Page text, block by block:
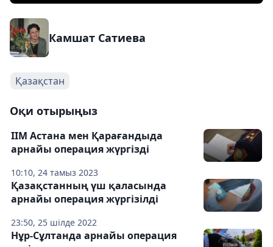
Камшат Сатиева
Қазақстан
Оқи отырыңыз
10:10, 24 тамыз 2023
ІІМ Астана мен Қарағандыда
арнайы операция жүргізді
23:50, 25 шілде 2022
Қазақстанның үш қаласында
арнайы операция жүргізілді
Нұр-Сұлтанда арнайы операция